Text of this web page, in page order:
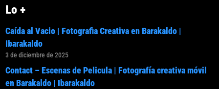
Lo +
Caída al Vacio | Fotografia Creativa en Barakaldo |
Ibarakaldo
3 de diciembre de 2025
Contact – Escenas de Pelicula | Fotografía creativa móvil
en Barakaldo | Ibarakaldo